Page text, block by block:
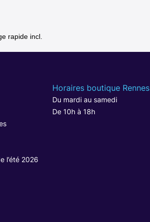
rapide incl.
l’été 2026
Horaires boutique Rennes
Du mardi au samedi
De 10h à 18h